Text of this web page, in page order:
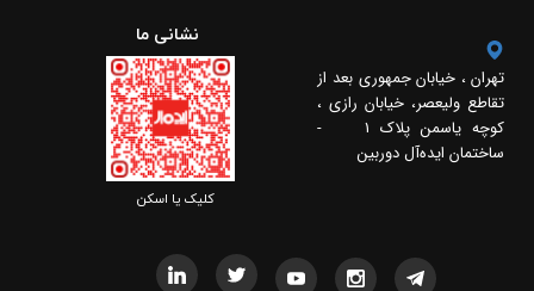
تهران ، خیابان جمهوری بعد از
تقاطع ولیعصر، خیابان رازی ،
کوچه یاسمن پلاک 1 -
ساختمان ایده‌آل دوربین
​​نشانی ما
​​کلیک یا اسکن